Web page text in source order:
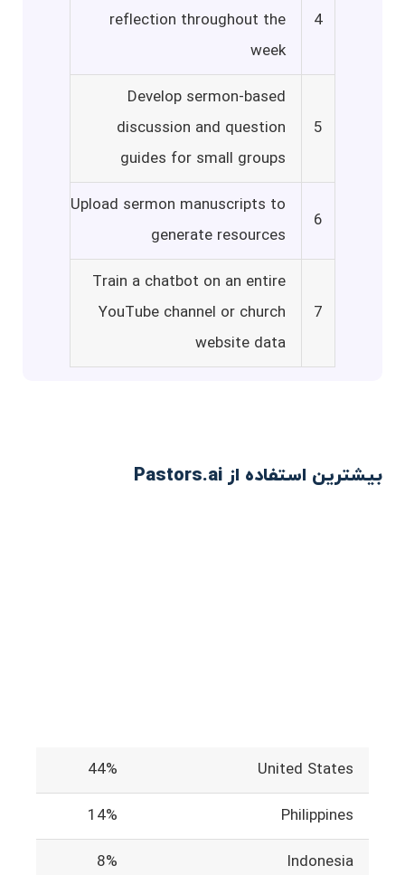
4
reflection throughout the
week
5
Develop sermon-based
discussion and question
guides for small groups
6
Upload sermon manuscripts to
generate resources
7
Train a chatbot on an entire
YouTube channel or church
website data
بیشترین استفاده از Pastors.ai
United States
44%
Philippines
14%
Indonesia
8%